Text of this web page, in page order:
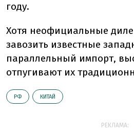
году.
Хотя неофициальные
завозить известные
параллельный импорт,
отпугивают их
РФ КИТАЙ
РЕКЛАМА: